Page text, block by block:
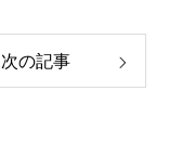
次の記事